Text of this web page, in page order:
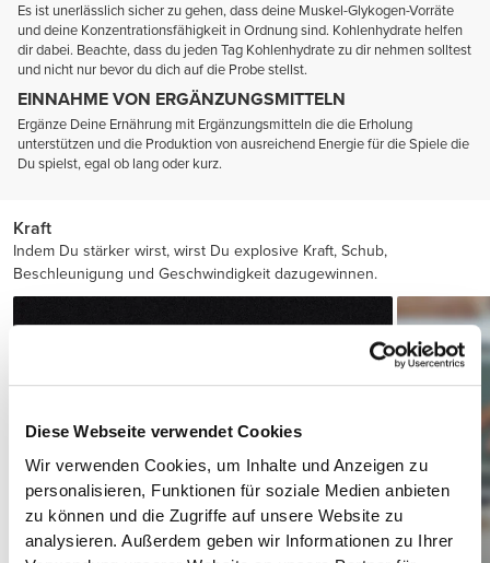
Diese Webseite verwendet Cookies
Wir verwenden Cookies, um Inhalte und Anzeigen zu
personalisieren, Funktionen für soziale Medien anbieten
zu können und die Zugriffe auf unsere Website zu
analysieren. Außerdem geben wir Informationen zu Ihrer
Es ist unerlässlich sicher zu gehen, dass deine Muskel-Glykogen-Vorräte
und deine Konzentrationsfähigkeit in Ordnung sind. Kohlenhydrate helfen
dir dabei. Beachte, dass du jeden Tag Kohlenhydrate zu dir nehmen solltest
und nicht nur bevor du dich auf die Probe stellst.
EINNAHME VON ERGÄNZUNGSMITTELN
Ergänze Deine Ernährung mit Ergänzungsmitteln die die Erholung
unterstützen und die Produktion von ausreichend Energie für die Spiele die
Du spielst, egal ob lang oder kurz.
Kraft
Indem Du stärker wirst, wirst Du explosive Kraft, Schub,
Beschleunigung und Geschwindigkeit dazugewinnen.